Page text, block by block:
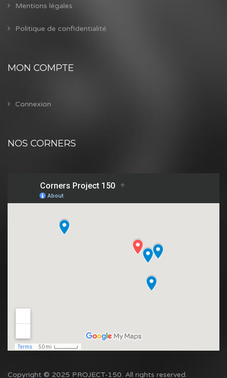
Mentions légales
Politique de confidentialité
MON COMPTE
Connexion
NOS CORNERS
Copyright © 2025 PROJECT-150. All rights reserved.